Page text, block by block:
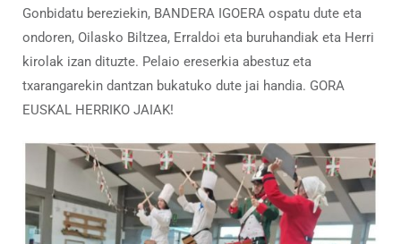
Gonbidatu bereziekin, BANDERA IGOERA ospatu dute eta
ondoren, Oilasko Biltzea, Erraldoi eta buruhandiak eta Herri
kirolak izan dituzte. Pelaio ereserkia abestuz eta
txarangarekin dantzan bukatuko dute jai handia. GORA
EUSKAL HERRIKO JAIAK!